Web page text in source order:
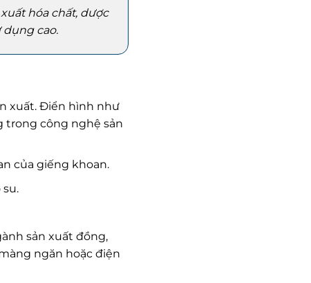
hóa chất, dược
cao.
xuất. Điển hình như
trong công nghệ sản
của giếng khoan.
sản xuất đồng,
ngăn hoặc điện